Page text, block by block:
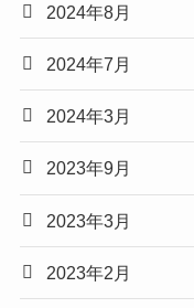
2024年8月
2024年7月
2024年3月
2023年9月
2023年3月
2023年2月